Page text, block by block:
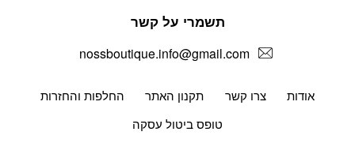
אודות צרו קשר תקנון האתר
החלפות והחזרות
טופס ביטול עסקה
תשמרי על קשר
nossboutique.info@gmail.com